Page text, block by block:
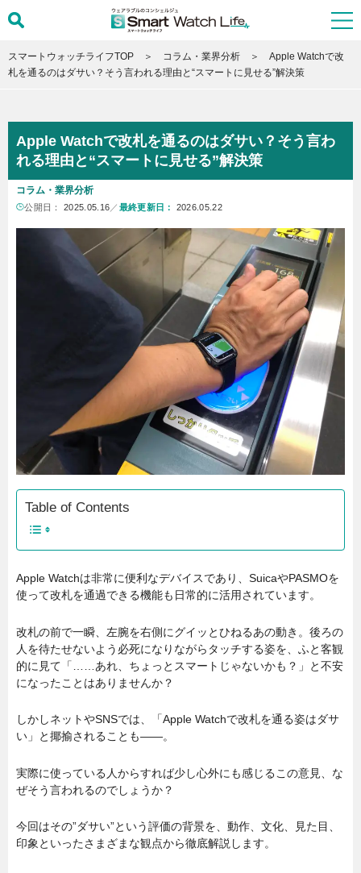
スマートウォッチライフTOP コラム・業界分析
Apple Watchで改
札を通るのはダサい？そう言われる理由と“スマートに見せる”解決策
Apple Watchで改札を通るのはダサい？そう言わ
れる理由と“スマートに見せる”解決策
コラム・業界分析
公開日： 2025.05.16 ／ 最終更新日： 2026.05.22
Table of Contents
Apple Watchは非常に便利なデバイスであり、SuicaやPASMOを
使って改札を通過できる機能も日常的に活用されています。
改札の前で一瞬、左腕を右側にグイッとひねるあの動き。後ろの
人を待たせないよう必死になりながらタッチする姿を、ふと客観
的に見て「……あれ、ちょっとスマートじゃないかも？」と不安
になったことはありませんか？
しかしネットやSNSでは、「Apple Watchで改札を通る姿はダサ
い」と揶揄されることも——。
実際に使っている人からすれば少し心外にも感じるこの意見、な
ぜそう言われるのでしょうか？
今回はその”ダサい”という評価の背景を、動作、文化、見た目、
印象といったさまざまな観点から徹底解説します。